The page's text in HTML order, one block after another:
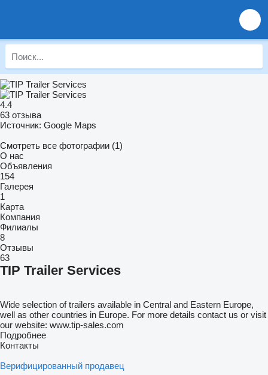
4.4
63 отзыва
Источник: Google Maps
Смотреть все фотографии (1)
О нас
Объявления
154
Галерея
1
Карта
Компания
Филиалы
8
Отзывы
63
TIP Trailer Services
Wide selection of trailers available in Central and Eastern Europe,
well as other countries in Europe. For more details contact us or visit
our website: www.tip-sales.com
Подробнее
Контакты
Верифицированный продавец